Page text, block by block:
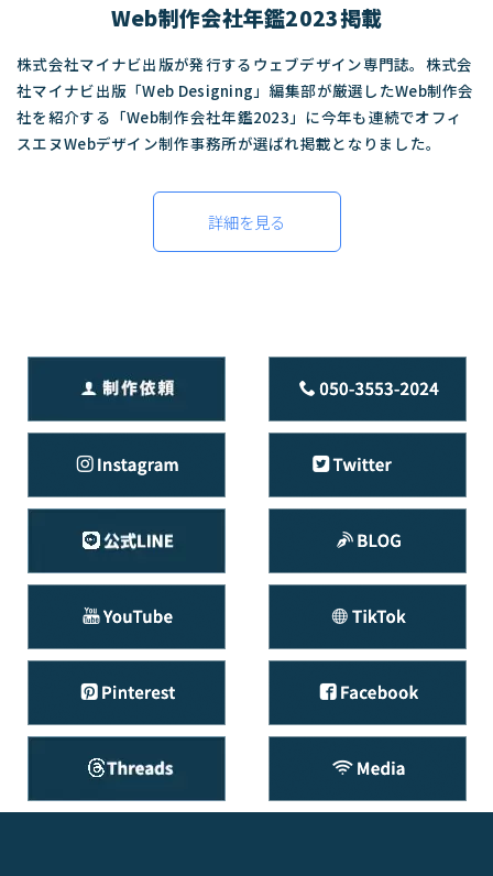
Web制作会社年鑑2023掲載
株式会社マイナビ出版が発行するウェブデザイン専門誌。株式会
社マイナビ出版「Web Designing」編集部が厳選したWeb制作会
社を紹介する「Web制作会社年鑑2023」に今年も連続でオフィ
スエヌWebデザイン制作事務所が選ばれ掲載となりました。
詳細を見る